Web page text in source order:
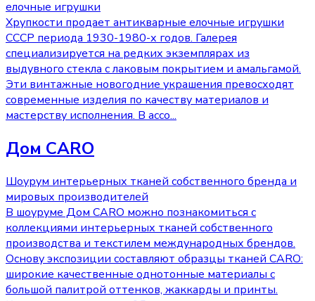
елочные игрушки
Хрупкости продает антикварные елочные игрушки
СССР периода 1930-1980-х годов. Галерея
специализируется на редких экземплярах из
выдувного стекла с лаковым покрытием и амальгамой.
Эти винтажные новогодние украшения превосходят
современные изделия по качеству материалов и
мастерству исполнения. В ассо...
Дом CARO
Шоурум интерьерных тканей собственного бренда и
мировых производителей
В шоуруме Дом CARO можно познакомиться с
коллекциями интерьерных тканей собственного
производства и текстилем международных брендов.
Основу экспозиции составляют образцы тканей CARO:
широкие качественные однотонные материалы с
большой палитрой оттенков, жаккарды и принты.